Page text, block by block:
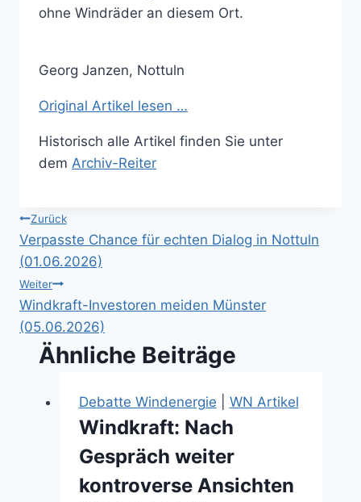
ohne Windräder an diesem Ort.
Georg Janzen, Nottuln
Original Artikel lesen …
Historisch alle Artikel finden Sie unter
dem Archiv-Reiter
Beitragsnavigation
Zurück
Verpasste Chance für echten Dialog in Nottuln
(01.06.2026)
Weiter
Windkraft-Investoren meiden Münster
(05.06.2026)
Ähnliche Beiträge
Debatte Windenergie WN Artikel
Windkraft: Nach
Gespräch weiter
kontroverse Ansichten